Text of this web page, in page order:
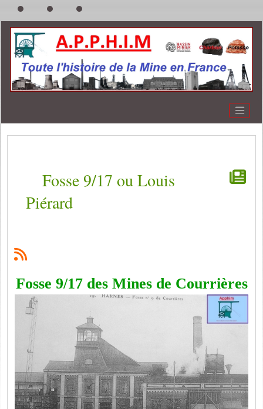
Fosse 9/17 ou Louis
Piérard
Fosse 9/17 des Mines de Courrières